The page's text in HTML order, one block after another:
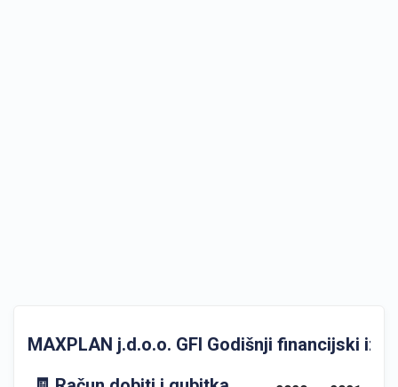
MAXPLAN j.d.o.o. GFI Godišnji financijski